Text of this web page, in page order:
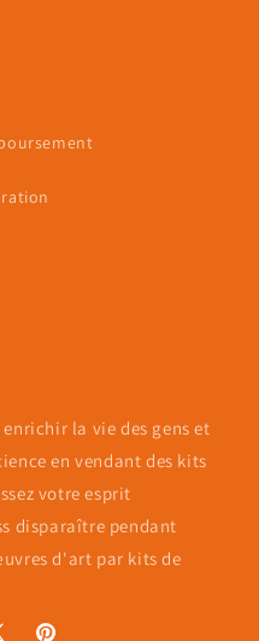
la vie des gens et
en vendant des kits
votre esprit
disparaître pendant
d'art par kits de